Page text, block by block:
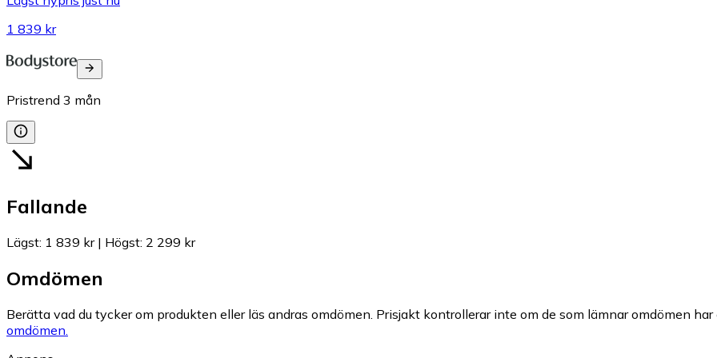
1 839 kr
Pristrend 3 mån
Fallande
Lägst: 1 839 kr| Högst: 2 299 kr
Omdömen
Berätta vad du tycker om produkten eller läs andras omdömen. Prisjakt kontrollerar inte om de som lämnar omdömen
omdömen.